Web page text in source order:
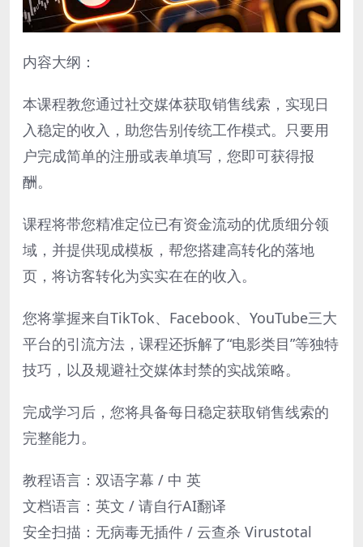
内容大纲：
本课程教您通过社交媒体获取销售线索，实现日
入稳定的收入，助您告别传统工作模式。只要用
户完成简单的注册或表单填写，您即可获得报
酬。
课程将带您精准定位已有资金流动的优质细分领
域，并提供现成模板，帮您搭建高转化的落地
页，将访客转化为实实在在的收入。
您将掌握来自TikTok、Facebook、YouTube三大
平台的引流方法，课程还拆解了“电影类目”等独特
技巧，以及规避社交媒体封禁的实战策略。
完成学习后，您将具备每日稳定获取销售线索的
完整能力。
教程语言：双语字幕 / 中 英
文档语言：英文 / 请自行AI翻译
安全扫描：无病毒无插件 / 云查杀 Virustotal